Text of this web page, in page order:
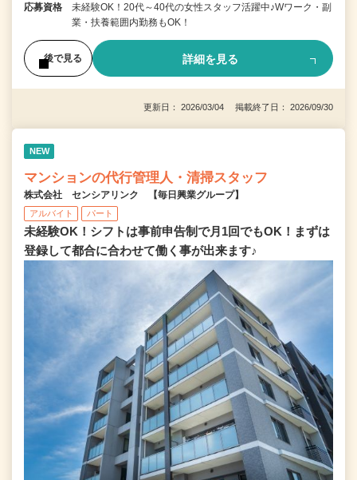
応募資格
未経験OK！20代～40代の女性スタッフ活躍中♪Wワーク・副
業・扶養範囲内勤務もOK！
後で見る 詳細を見る
更新日： 2026/03/04 掲載終了日： 2026/09/30
NEW
マンションの代行管理人・清掃スタッフ
株式会社 センシアリンク 【毎日興業グループ】
アルバイト パート
未経験OK！シフトは事前申告制で月1回でもOK！まずは
登録して都合に合わせて働く事が出来ます♪